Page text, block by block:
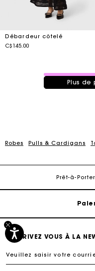
Débardeur côtelé
C$145.00
240 / 475 produits
Plus de
Robes Pulls & Cardigans
Prêt-à-Porter
Suivi
Livraison à domicile
Livraison à domicile
INSCRIVEZ VOUS À LA
Veuillez saisir votre